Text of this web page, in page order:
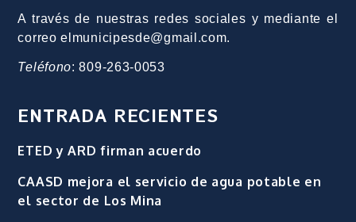
A través de nuestras redes sociales y mediante el
correo elmunicipesde@gmail.com.
Teléfono: 809-263-0053
ENTRADA RECIENTES
ETED y ARD firman acuerdo
CAASD mejora el servicio de agua potable en
el sector de Los Mina